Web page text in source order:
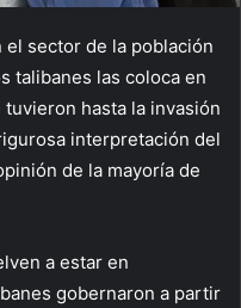
el sector de la población
talibanes las coloca en
hasta la invasión
interpretación del
de la mayoría de
a estar en
gobernaron a partir